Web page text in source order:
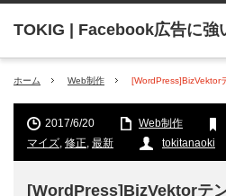
ホーム Web制作 [WordPress]BizVektor
2017/6/20 Web制作
マイズ, 修正, 最新 tokitanaoki
[WordPress]BizVektorテ